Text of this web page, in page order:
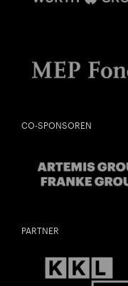
Geburtsdatum:
CO-SPONSOREN
PARTNER